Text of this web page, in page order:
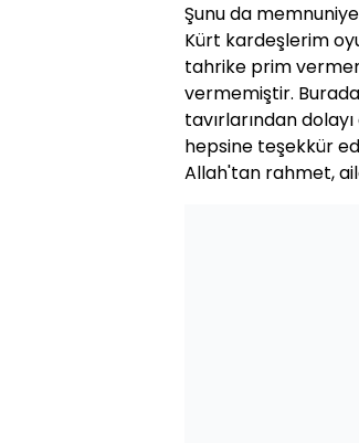
Şunu da
Kürt kardeşlerim
tahrike prim
vermemiştir.
tavırlarından
hepsine teşekkür
Allah'tan rahmet,